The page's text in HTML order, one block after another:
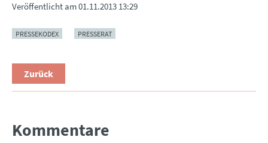
Veröffentlicht am01.11.2013 13:29
PRESSEKODEX PRESSERAT
Zurück
Kommentare